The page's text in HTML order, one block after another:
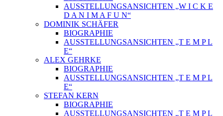
AUSSTELLUNGSANSICHTEN „W I C K E
D A N I M A F U N“
DOMINIK SCHÄFER
BIOGRAPHIE
AUSSTELLUNGSANSICHTEN „T E M P L
E“
ALEX GEHRKE
BIOGRAPHIE
AUSSTELLUNGSANSICHTEN „T E M P L
E“
STEFAN KERN
BIOGRAPHIE
AUSSTELLUNGSANSICHTEN „T E M P L